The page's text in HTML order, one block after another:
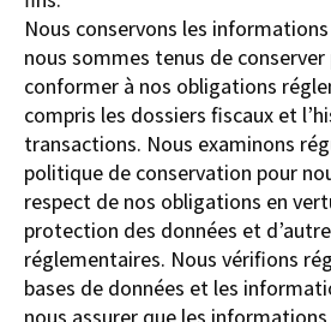
Nous conservons les
nous sommes tenus de conserver
conformer à nos obligations
compris les dossiers fiscaux et
transactions. Nous examinons
politique de conservation pour
respect de nos obligations en
protection des données et
réglementaires. Nous vérifions
bases de données et les